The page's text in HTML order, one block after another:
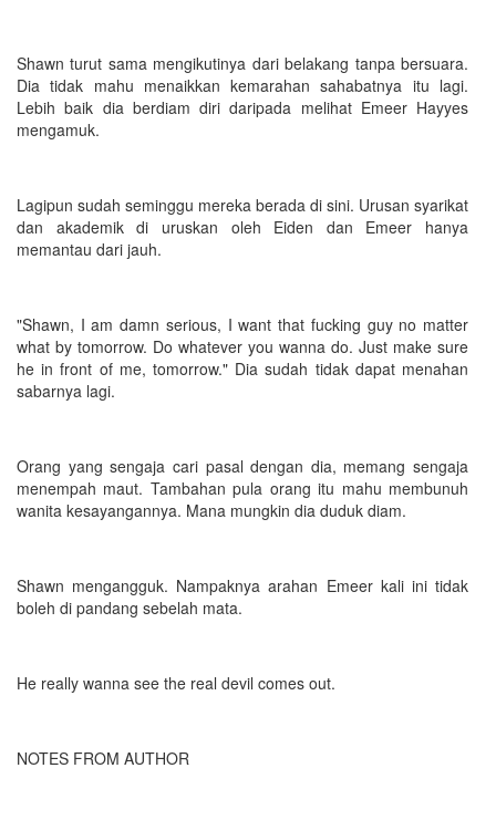
Shawn turut sama mengikutinya dari belakang tanpa bersuara.
Dia tidak mahu menaikkan kemarahan sahabatnya itu lagi.
Lebih baik dia berdiam diri daripada melihat Emeer Hayyes
mengamuk.
Lagipun sudah seminggu mereka berada di sini. Urusan syarikat
dan akademik di uruskan oleh Eiden dan Emeer hanya
memantau dari jauh.
"Shawn, I am damn serious, I want that fucking guy no matter
what by tomorrow. Do whatever you wanna do. Just make sure
he in front of me, tomorrow." Dia sudah tidak dapat menahan
sabarnya lagi.
Orang yang sengaja cari pasal dengan dia, memang sengaja
menempah maut. Tambahan pula orang itu mahu membunuh
wanita kesayangannya. Mana mungkin dia duduk diam.
Shawn mengangguk. Nampaknya arahan Emeer kali ini tidak
boleh di pandang sebelah mata.
He really wanna see the real devil comes out.
NOTES FROM AUTHOR